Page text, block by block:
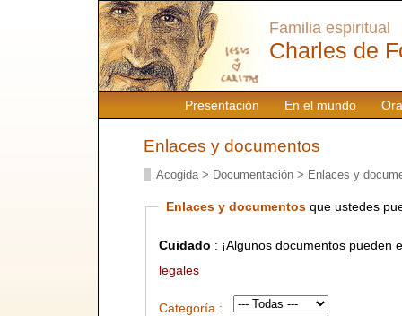
Presentación En el mundo
Familia espiritual
Charles de
Enlaces y documentos
Acogida > Documentación > Enlaces y
Enlaces y documentosque ustedes
Cuidado : ¡Algunos documentos
legales
Categoría :